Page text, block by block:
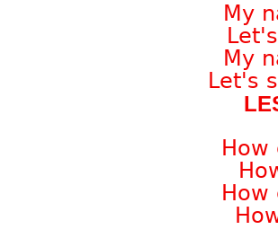
My
My
Let's
How
How